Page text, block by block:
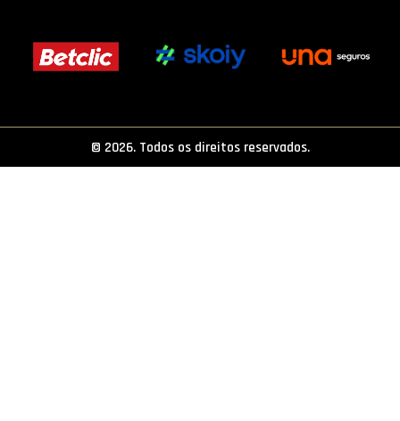
PROJETOS
© 2026. Todos os direitos reservados.